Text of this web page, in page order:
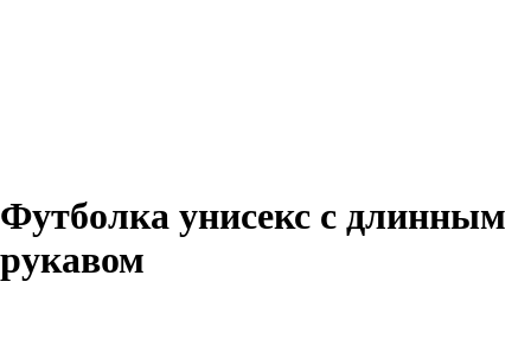
Футболка унисекс с длинным
рукавом